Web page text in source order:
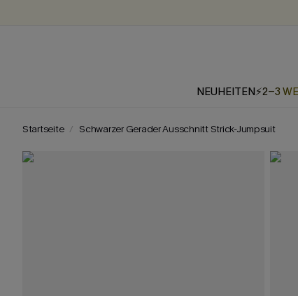
NEUHEITEN⚡2-3
Startseite Schwarzer Gerader Ausschnitt Strick-Jumpsuit